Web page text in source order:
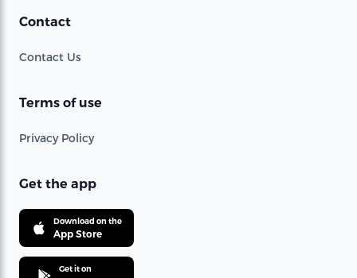
Contact
Contact Us
Terms of use
Privacy Policy
Get the app
Download on the
App Store
Get it on